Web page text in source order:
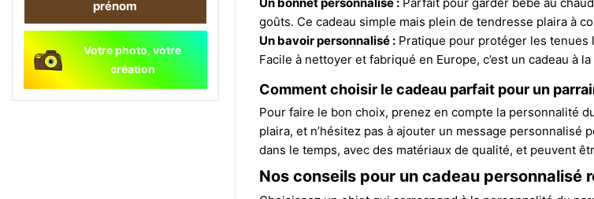
prénom
Votre photo, votre
création
goûts. Ce cadeau simple mais plein de tendresse plaira à
Un bavoir personnalisé :Pratique pour protéger les tenues
Facile à nettoyer et fabriqué en Europe, c’est un cadeau à
Comment choisir le cadeau parfait pour un
Pour faire le bon choix, prenez en compte la personnalité
plaira, et n’hésitez pas à ajouter un message
dans le temps, avec des matériaux de qualité, et peuvent
Nos conseils pour un cadeau personnalisé